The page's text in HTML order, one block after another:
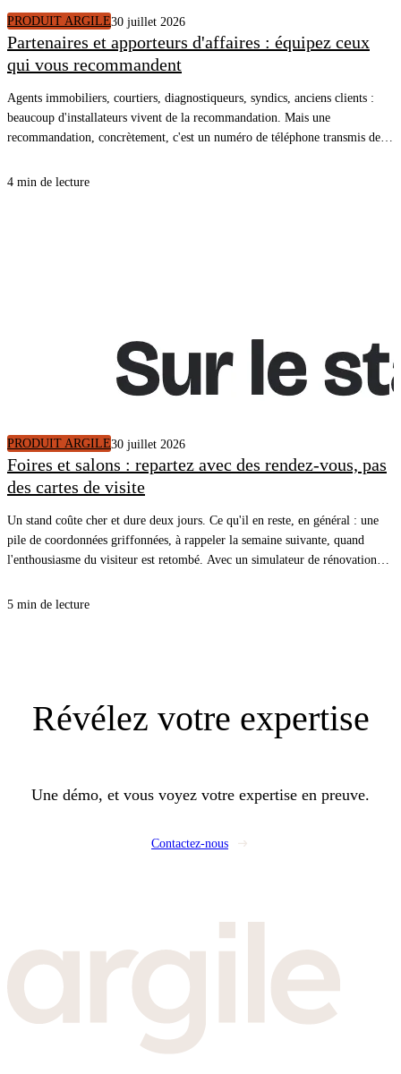
PRODUIT ARGILE30 juillet 2026
Partenaires et apporteurs d'affaires : équipez ceux
qui vous recommandent
Agents immobiliers, courtiers, diagnostiqueurs, syndics, anciens clients :
beaucoup d'installateurs vivent de la recommandation. Mais une
recommandation, concrètement, c'est un numéro de téléphone transmis de
partenaires le lien de votre simulateur, la recommandation arrive dans votre
4 min de lecture
PRODUIT ARGILE30 juillet 2026
Foires et salons : repartez avec des rendez-vous, pas
des cartes de visite
Un stand coûte cher et dure deux jours. Ce qu'il en reste, en général : une
pile de coordonnées griffonnées, à rappeler la semaine suivante, quand
l'enthousiasme du visiteur est retombé. Avec un simulateur de rénovation
logement pendant qu'il est devant vous, et repart avec un rendez-vous posé
5 min de lecture
Révélez votre expertise
Une démo, et vous voyez votre expertise en preuve.
Contactez-nous